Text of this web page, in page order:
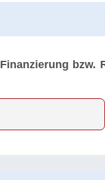
Finanzierung bzw.